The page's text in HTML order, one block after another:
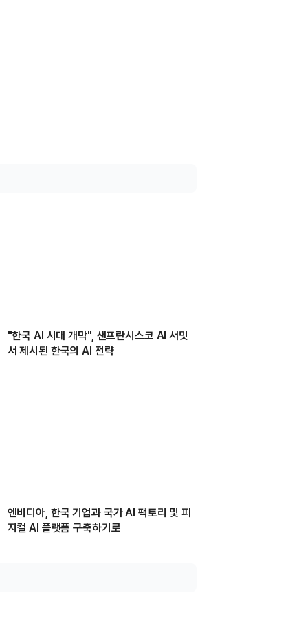
"한국 AI 시대 개막", 샌프란시스코 AI 서밋
서 제시된 한국의 AI 전략
엔비디아, 한국 기업과 국가 AI 팩토리 및 피
지컬 AI 플랫폼 구축하기로